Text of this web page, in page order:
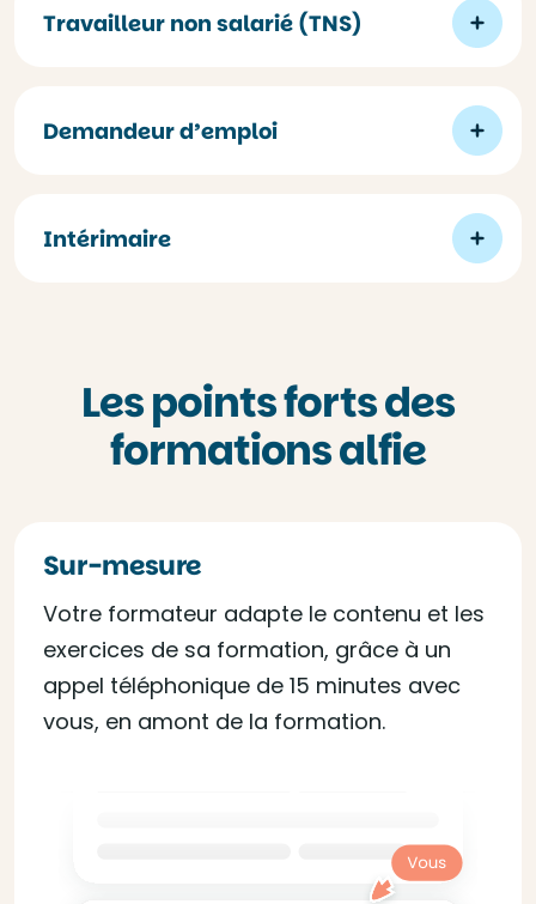
Travailleur non salarié (TNS)
Demandeur d’emploi
Intérimaire
Les points forts des
formations alfie
Sur-mesure
Votre formateur adapte le contenu et les
exercices de sa formation, grâce à un
appel téléphonique de 15 minutes avec
vous, en amont de la formation.